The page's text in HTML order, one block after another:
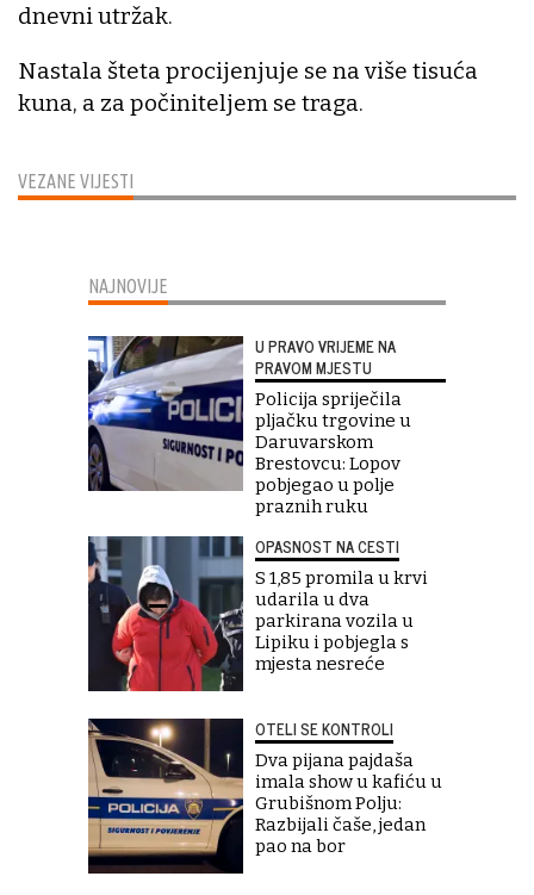
VEZANE VIJESTI
dnevni utržak.
Nastala šteta procijenjuje se na više tisuća
kuna, a za počiniteljem se traga.
NAJNOVIJE
U PRAVO VRIJEME NA
PRAVOM MJESTU
Policija spriječila
pljačku trgovine u
Daruvarskom
Brestovcu: Lopov
pobjegao u polje
praznih ruku
OPASNOST NA CESTI
S 1,85 promila u krvi
udarila u dva
parkirana vozila u
Lipiku i pobjegla s
mjesta nesreće
OTELI SE KONTROLI
Dva pijana pajdaša
imala show u kafiću u
Grubišnom Polju:
Razbijali čaše, jedan
pao na bor